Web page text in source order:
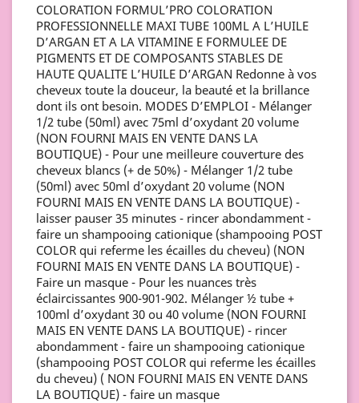
COLORATION FORMUL’PRO COLORATION
PROFESSIONNELLE MAXI TUBE 100ML A L’HUILE
D’ARGAN ET A LA VITAMINE E FORMULEE DE
PIGMENTS ET DE COMPOSANTS STABLES DE
HAUTE QUALITE L’HUILE D’ARGAN Redonne à vos
cheveux toute la douceur, la beauté et la brillance
dont ils ont besoin. MODES D’EMPLOI - Mélanger
1/2 tube (50ml) avec 75ml d’oxydant 20 volume
(NON FOURNI MAIS EN VENTE DANS LA
BOUTIQUE) - Pour une meilleure couverture des
cheveux blancs (+ de 50%) - Mélanger 1/2 tube
(50ml) avec 50ml d’oxydant 20 volume (NON
FOURNI MAIS EN VENTE DANS LA BOUTIQUE) -
laisser pauser 35 minutes - rincer abondamment -
faire un shampooing cationique (shampooing POST
COLOR qui referme les écailles du cheveu) (NON
FOURNI MAIS EN VENTE DANS LA BOUTIQUE) -
Faire un masque - Pour les nuances très
éclaircissantes 900-901-902. Mélanger ½ tube +
100ml d’oxydant 30 ou 40 volume (NON FOURNI
MAIS EN VENTE DANS LA BOUTIQUE) - rincer
abondamment - faire un shampooing cationique
(shampooing POST COLOR qui referme les écailles
du cheveu) ( NON FOURNI MAIS EN VENTE DANS
LA BOUTIQUE) - faire un masque